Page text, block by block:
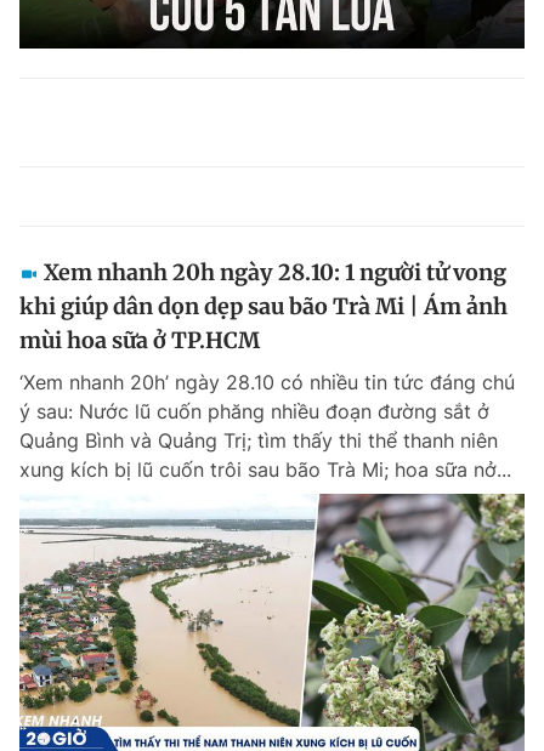
Xem nhanh 20h ngày 28.10: 1 người tử vong
khi giúp dân dọn dẹp sau bão Trà Mi | Ám ảnh
mùi hoa sữa ở TP.HCM
‘Xem nhanh 20h’ ngày 28.10 có nhiều tin tức đáng chú
ý sau: Nước lũ cuốn phăng nhiều đoạn đường sắt ở
Quảng Bình và Quảng Trị; tìm thấy thi thể thanh niên
xung kích bị lũ cuốn trôi sau bão Trà Mi; hoa sữa nở...